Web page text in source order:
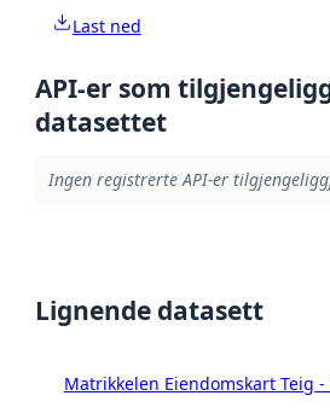
Last ned
API-er som
datasettet
Ingen registrerte API-er
Lignende datasett
Matrikkelen Eiendomskart Teig